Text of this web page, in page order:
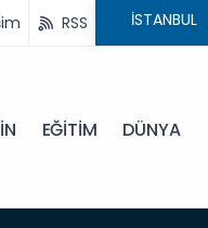
RSS
EĞİTİM DÜNYA